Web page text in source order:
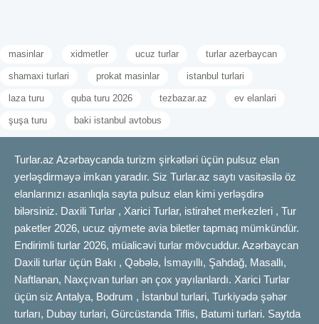
masinlar xidmetler ucuz turlar turlar azerbaycan
shamaxi turlari prokat masinlar istanbul turlari
laza turu quba turu 2026 tezbazar.az ev elanlari
şuşa turu baki istanbul avtobus
Turlar.az Azərbaycanda turizm şirkətləri üçün pulsuz elan
yerləşdirməyə imkan yaradır. Siz Turlar.az saytı vasitəsilə öz
elanlarınızı asanlıqla sayta pulsuz elan kimi yerləşdirə
bilərsiniz. Daxili Turlar , Xarici Turlar, istirahet merkezleri , Tur
paketler 2026, ucuz qiymete avia biletler tapmaq mümkündür.
Endirimli turlar 2026, müalicəvi turlar mövcuddur. Azərbaycan
Daxili turlar üçün Bakı , Qəbələ, İsmayıllı, Şahdağ, Masallı,
Naftlanan, Naxçıvan turları ən çox yayılanlardı. Xarici Turlar
üçün siz Antalya, Bodrum , İstanbul turlari, Turkiyədə şəhər
turları, Dubay turlari, Gürcüstanda Tiflis, Batumi turlari. Saytda